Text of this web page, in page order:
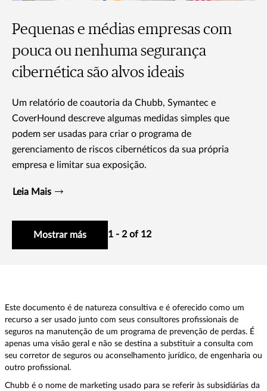
Pequenas e médias empresas com
pouca ou nenhuma segurança
cibernética são alvos ideais
Um relatório de coautoria da Chubb, Symantec e
CoverHound descreve algumas medidas simples que
podem ser usadas para criar o programa de
gerenciamento de riscos cibernéticos da sua própria
empresa e limitar sua exposição.
Leia Mais
Mostrar más 1 - 2 of 12
Este documento é de natureza consultiva e é oferecido como um
recurso a ser usado junto com seus consultores profissionais de
seguros na manutenção de um programa de prevenção de perdas. É
apenas uma visão geral e não se destina a substituir a consulta com
seu corretor de seguros ou aconselhamento jurídico, de engenharia ou
outro profissional.
Chubb é o nome de marketing usado para se referir às subsidiárias da